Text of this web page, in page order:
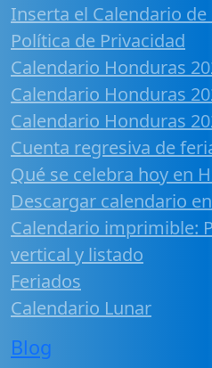
Inserta el Calendario de
Política de Privacidad
Calendario Honduras
Calendario Honduras
Calendario Honduras
Cuenta regresiva de
Qué se celebra hoy en
Descargar calendario
Calendario imprimible:
vertical y listado
Feriados
Calendario Lunar
Blog